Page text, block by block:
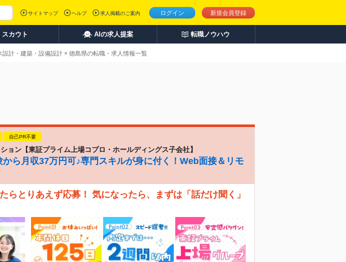
ログイン 新規会員登録
サイトマップ ヘルプ 求人掲載のご案内
スカウト AIの求人提案 転職ノウハウ
設計・建築・設備設計 × 徳島県の転職・求人情報一覧
自己PR不要
ョン【東証プライム上場コプロ・ホールディングス子会社】
ら月収37万円可♪専門スキルが身に付く！Web面接＆リモ
らとりあえず応募！ 気になったら、まずは「話だけ聞く」